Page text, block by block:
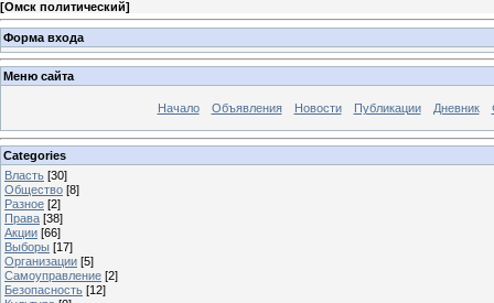
[Омск политический]
Форма входа
Меню сайта
Начало Объявления Новости Публикации Дневник
Categories
Власть [30]
Общество [8]
Разное [2]
Права [38]
Акции [66]
Выборы [17]
Организации [5]
Самоуправление [2]
Безопасность [12]